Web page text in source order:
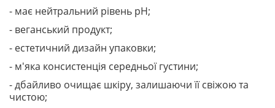
- має нейтральний рівень рН;
- веганський продукт;
- естетичний дизайн упаковки;
- м'яка консистенція середньої густини;
- дбайливо очищає шкіру, залишаючи її свіжою та
чистою;